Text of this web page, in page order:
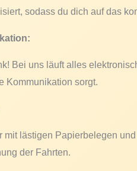
sodass du dich auf das
Bei uns läuft alles
Kommunikation sorgt.
mit lästigen Papierbelegen
der Fahrten.